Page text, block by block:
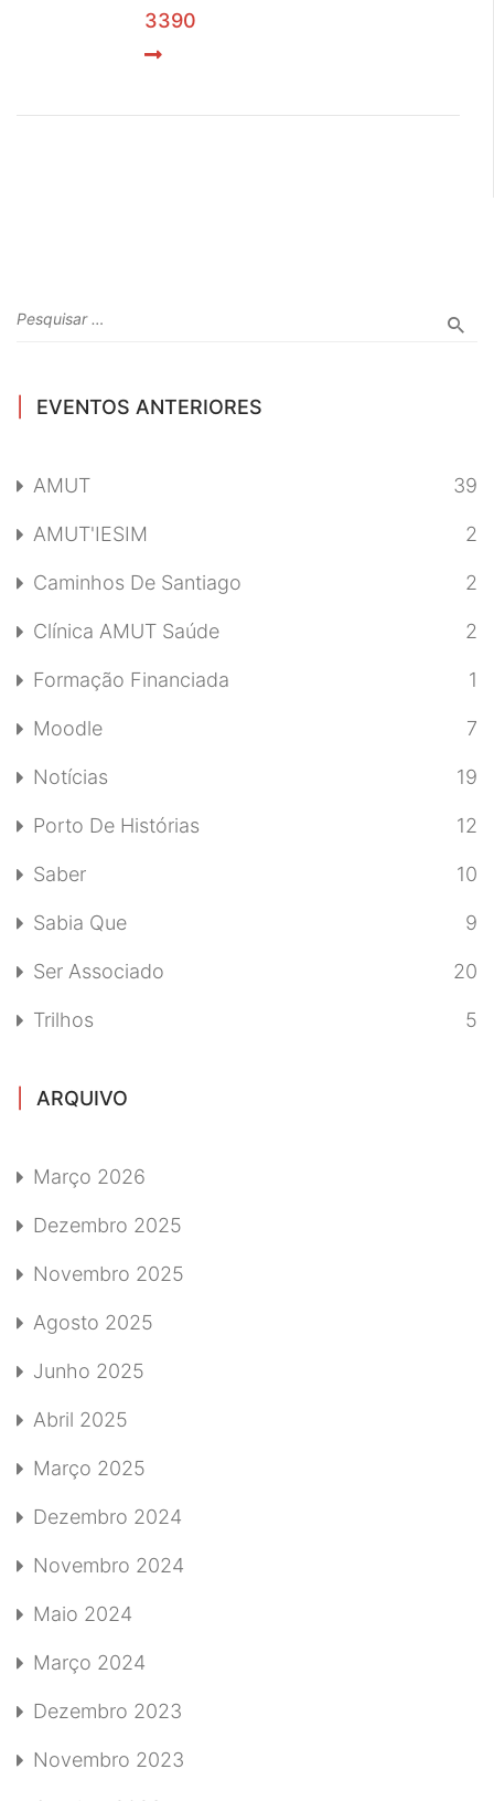
3390
EVENTOS ANTERIORES
AMUT 39
AMUT'IESIM 2
Caminhos De Santiago 2
Clínica AMUT Saúde 2
Formação Financiada 1
Moodle 7
Notícias 19
Porto De Histórias 12
Saber 10
Sabia Que 9
Ser Associado 20
Trilhos 5
ARQUIVO
Março 2026
Dezembro 2025
Novembro 2025
Agosto 2025
Junho 2025
Abril 2025
Março 2025
Dezembro 2024
Novembro 2024
Maio 2024
Março 2024
Dezembro 2023
Novembro 2023